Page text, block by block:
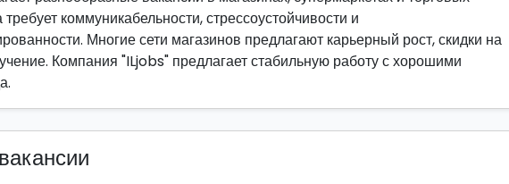
коммуникабельности, стрессоустойчивости и
Многие сети магазинов предлагают карьерный рост, скидки на
Компания "ILjobs" предлагает стабильную работу с хорошими